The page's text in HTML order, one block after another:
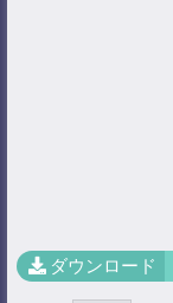
ダウンロード